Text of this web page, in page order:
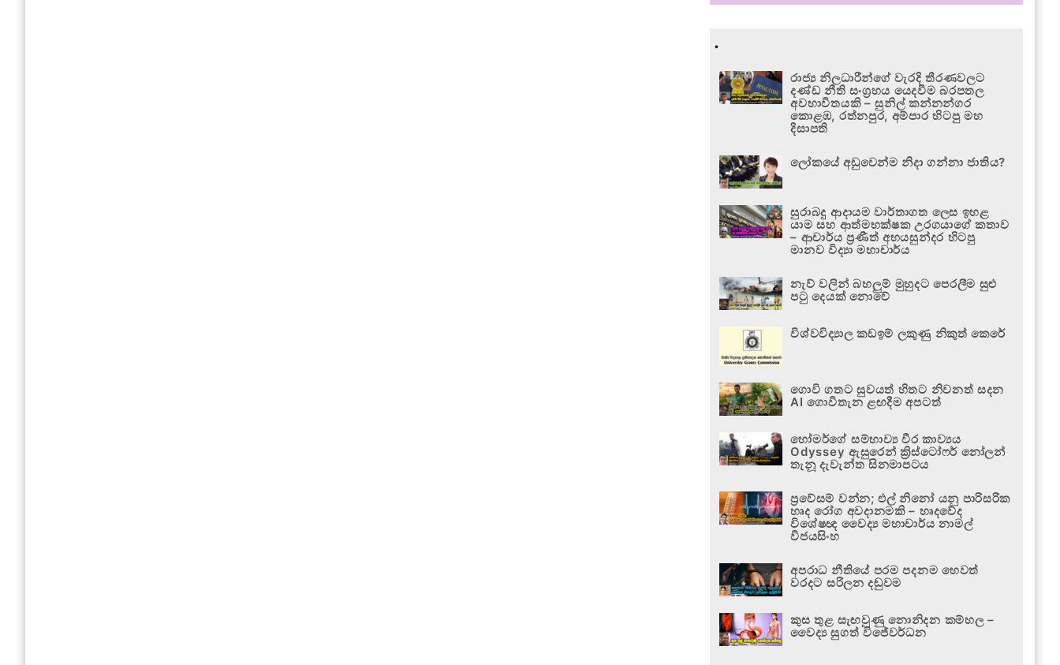
.
රාජ්‍ය නිලධාරීන්ගේ වැරදි තීරණවලට
දණ්ඩ නීති සංග්‍රහය යෙදවීම බරපතල
අවභාවිතයකි – සුනිල් කන්නන්ගර
කොළඹ, රත්නපුර, අම්පාර හිටපු මහ
දිසාපති
ලෝකයේ අඩුවෙන්ම නිදා ගන්නා ජාතිය?
සුරාබදු ආදායම වාර්තාගත ලෙස ඉහළ
යාම සහ ආත්මභක්ෂක උරගයාගේ කතාව
– ආචාර්ය ප්‍රණීත් අභයසුන්දර හිටපු
මානව විද්‍යා මහාචාර්ය
නැව් වලින් බහලුම් මුහුදට පෙරලීම සුළු
පටු දෙයක් නොවේ
විශ්වවිද්‍යාල කඩඉම් ලකුණු නිකුත් කෙරේ
ගොවි ගතට සුවයත් හිතට නිවනත් සදන
AI ගොවිතැන ළඟදීම අපටත්
හෝමර්ගේ සම්භාව්‍ය වීර කාව්‍යය
Odyssey ඇසුරෙන් ක්‍රිස්ටෝෆර් නෝලන්
තැනූ දැවැන්ත සිනමාපටය
ප්‍රවේසම් වන්න; එල් නිනෝ යනු පාරිසරික
හෘද රෝග අවදානමකි – හෘදවේද
විශේෂඥ වෛද්‍ය මහාචාර්ය නාමල්
විජයසිංහ
අපරාධ නීතියේ පරම පදනම හෙවත්
වරදට සරිලන දඬුවම
කුස තුළ සැඟවුණු නොනිදන කම්හල –
වෛද්‍ය සුගත් විජේවර්ධන